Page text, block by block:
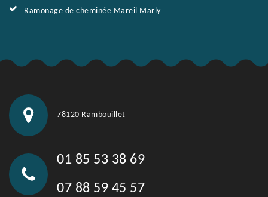
Ramonage de cheminée Mareil Marly
78120 Rambouillet
01 85 53 38 69
07 88 59 45 57